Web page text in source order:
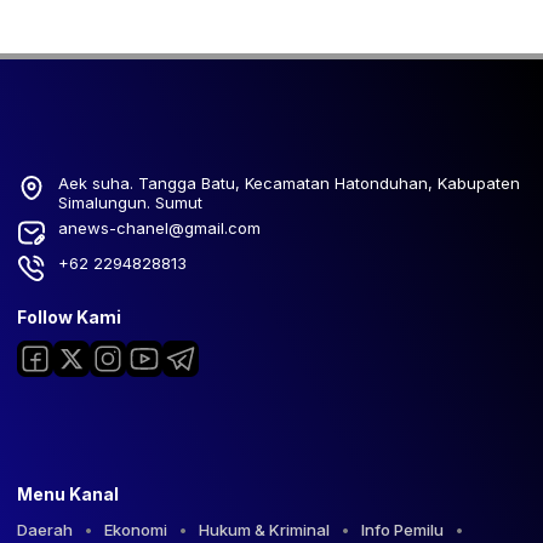
Aek suha. Tangga Batu, Kecamatan Hatonduhan, Kabupaten
Simalungun. Sumut
anews-chanel@gmail.com
+62 2294828813
Follow Kami
Menu Kanal
Daerah Ekonomi Hukum & Kriminal Info Pemilu